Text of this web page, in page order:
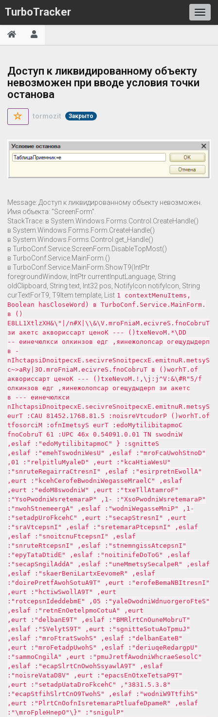
TurboTracker
Доступ к ликвидированному объекту
невозможен при вводе условия точки
останова
tormozit Закрыто
Message: Доступ к ликвидированному объекту невозможен.
Имя объекта: "ScreenForm".
StackTrace: в System.Windows.Forms.Control.CreateHandle()
в System.Windows.Forms.Form.CreateHandle()
в System.Windows.Forms.Control.get_Handle()
в TurboConf.Service.ScreenForm.DisableTopMost()
в TurboConf.Service.MainForm.⁯‏‌⁮‏⁪⁪⁮⁫⁯‎⁫‎​‫‮⁮‭⁮‏‍⁯⁫⁭‫‎‍‬⁬⁯‪‫⁭‫‌​‭⁪‏⁪‮()
в TurboConf.Service.MainForm.ShowT9(IntPtr
foregroundWindow, IntPtr currentInputLanguage, String
oldClipboard, String text, Int32 pos, NotifyIcon notifyIcon, String
curTextForT9, T9Item template, List 1 contextMenuItems,
Boolean hasCloseWord) в TurboConf.Service.MainForm.‪⁮‌⁭‫‪⁯⁪‏⁯‎‪⁪‪‭⁭‭‏⁫‪⁬⁯‪⁫‎‏‎‫‍‮‮‪‏‮⁯⁬⁪‪⁮⁬‮
() в
TurboConf.Service.MainForm.V\&\\|X#n/|"\&HXzltX1LL8E
DD\*.MoveNext() --- Конец трассировка стека из
предыдущего расположения, где возникло исключение --
- в
System.Runtime.ExceptionServices.ExceptionDispatchIn
fo.Throw() в TurboConf.Service.MainForm.O3|yRa<~c
f/5"R#\&:V^j:j\,!.MoveNext() --- Конец трассировка
стека из предыдущего расположения, где возникло
исключение --- в
System.Runtime.ExceptionServices.ExceptionDispatchIn
fo.Throw() ProductVersion: 5.18.8671.25418 UAC: True
CompatibilityMode: True SystemInfo: Microsoft
Windows NT 10.0.19045.0 x64 CPU: 16 TurboConf
Settings: { "CompatibilityMode": false,
"DontShowUacForm": false, "UseWindowsTheme": false,
"UseWaitHack": true, "DelayMultipler": 10,
"AllowEnterprise": false, "InsertCarriageReturns":
false, "ClearMessageWindowBeforeCheck": true,
"FormatAllText": true, "Windows8Mode": true,
"ParametersWindowPosX": -1, "ParametersWindowPosY":
-1, "PinMessageWindow": false, "AgreementShown":
true, "InsertSpaces": true, "CheckForUpdates":
false, "InspectParameters": false, "InspectVars":
false, "InspectFunctions": false,
"InspectAssignments": false, "InspectReturns":
false, "GoToDefinition": false, "EditDataType":
false, "ReplaceSystemMenu": false, "AddAlignSpaces":
false, "RemoveExtraLineBreaks": false,
"InsertIBNameBefore": true, "T9AutoShowAfterPeriod":
true, "T9AllowSwitch": true,
"SetForegroundWindowDelay": 50, "EmbeddedInspector":
true, "AutoCompleteOnEnter": false,
"TurboMenuOnCtrlRMB": false, "T9Enabled": true,
"JumpToAutoSettings": true, "T9StyleVS": false,
"BetaEnabled": false, "ShowStartForm": false,
"UpgradeRequired": false, "ShowUpdateForm": true,
"CloseSearchWindowAfterJump": true, "AlignCommas":
false, "T9AlwaysShowOnCtrlSpace": false,
"T9PasteTextOnEscape": true, "V8DataVersion":
"8.3.5.1383", "CheckForDataUpdates": true,
"ShiftT9Window": false, "ShowT9OnCtrlShiftSpace":
false, "RemapDefaultParametersInfoOnCtrlP": true,
"Plugins": "{\"OpenHelpForm\":